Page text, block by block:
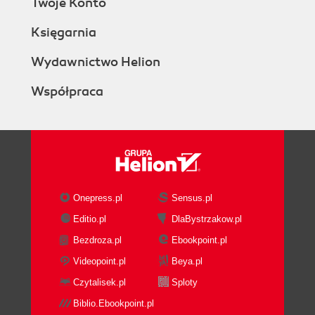
Księgarnia
Wydawnictwo Helion
Współpraca
Onepress.pl
Sensus.pl
Editio.pl
DlaBystrzakow.pl
Bezdroza.pl
Ebookpoint.pl
Videopoint.pl
Beya.pl
Czytalisek.pl
Sploty
Biblio.Ebookpoint.pl